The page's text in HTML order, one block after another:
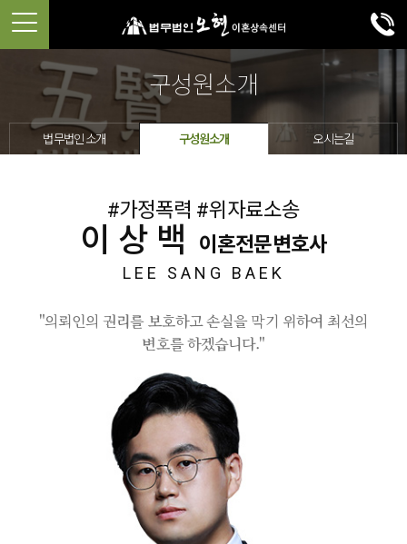
구성원소개
법무법인 소개 구성원소개 오시는길
#가정폭력 #위자료소송
이상백 이혼전문변호사
LEE SANG BAEK
"의뢰인의 권리를 보호하고 손실을 막기 위하여 최선의
변호를 하겠습니다."